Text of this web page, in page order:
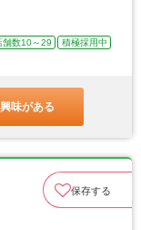
舗数10～29
積極採用中
味がある
保存する